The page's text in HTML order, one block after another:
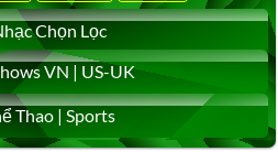
Chọn Lọc
VN | US-UK
Thao | Sports